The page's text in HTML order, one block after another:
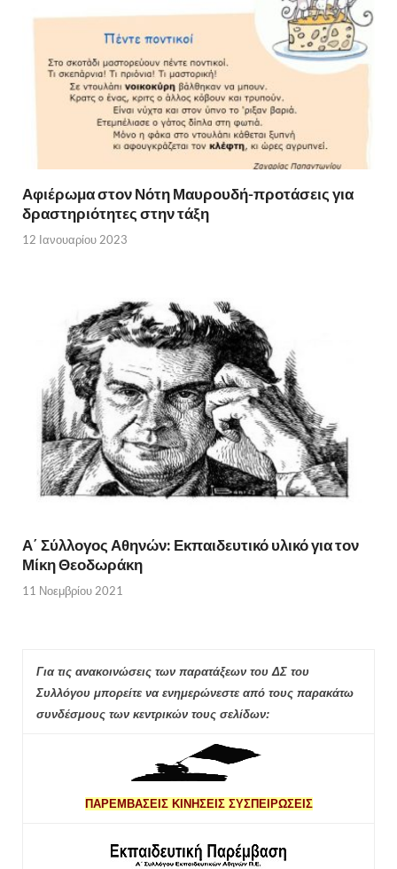
Αφιέρωμα στον Νότη Μαυρουδή-προτάσεις για
δραστηριότητες στην τάξη
12 Ιανουαρίου 2023
Α΄ Σύλλογος Αθηνών: Εκπαιδευτικό υλικό για τον
Μίκη Θεοδωράκη
11 Νοεμβρίου 2021
Για τις ανακοινώσεις των παρατάξεων του ΔΣ του
Συλλόγου μπορείτε να ενημερώνεστε από τους παρακάτω
συνδέσμους των κεντρικών τους σελίδων:
ΠΑΡΕΜΒΑΣΕΙΣ ΚΙΝΗΣΕΙΣ ΣΥΣΠΕΙΡΩΣΕΙΣ